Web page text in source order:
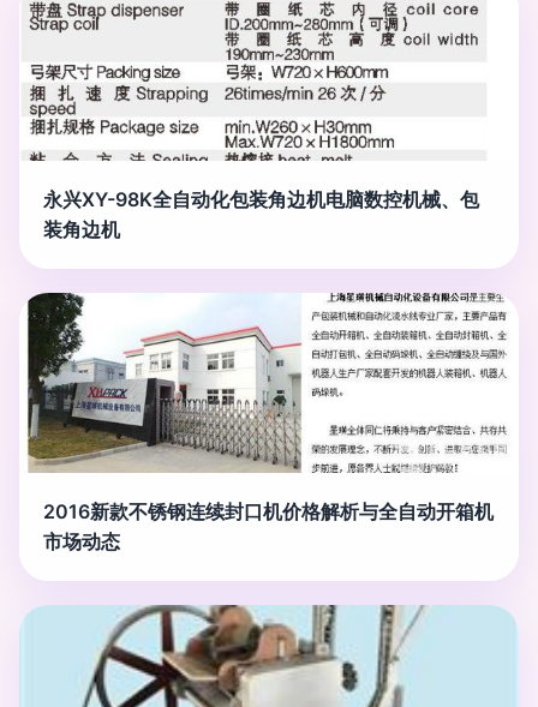
永兴XY-98K全自动化包装角边机电脑数控机械、包
装角边机
2016新款不锈钢连续封口机价格解析与全自动开箱机
市场动态